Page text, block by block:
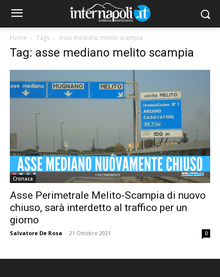
Home Tags Asse mediano melito scampia
Tag: asse mediano melito scampia
Cronaca
Asse Perimetrale Melito-Scampia di nuovo
chiuso, sarà interdetto al traffico per un
giorno
Salvatore De Rosa - 21 Ottobre 2021 0